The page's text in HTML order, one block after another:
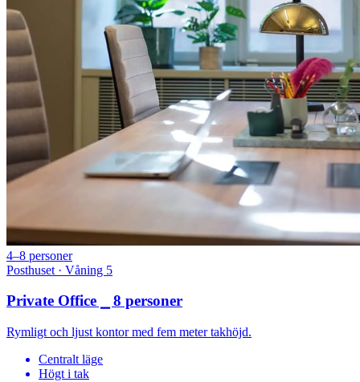
4–8 personer
Posthuset · Våning 5
Private Office ⎯ 8 personer
Rymligt och ljust kontor med fem meter takhöjd.
Centralt läge
Högt i tak